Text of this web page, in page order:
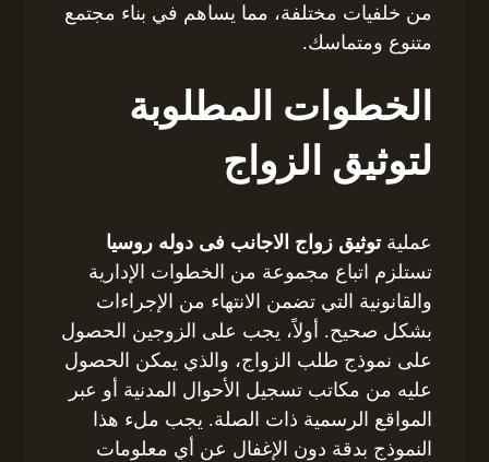
من خلفيات مختلفة، مما يساهم في بناء مجتمع
متنوع ومتماسك.
الخطوات المطلوبة
لتوثيق الزواج
عمليةتوثيق زواج الاجانب فى دوله روسيا
تستلزم اتباع مجموعة من الخطوات الإدارية
والقانونية التي تضمن الانتهاء من الإجراءات
بشكل صحيح. أولاً، يجب على الزوجين الحصول
على نموذج طلب الزواج، والذي يمكن الحصول
عليه من مكاتب تسجيل الأحوال المدنية أو عبر
المواقع الرسمية ذات الصلة. يجب ملء هذا
النموذج بدقة دون الإغفال عن أي معلومات